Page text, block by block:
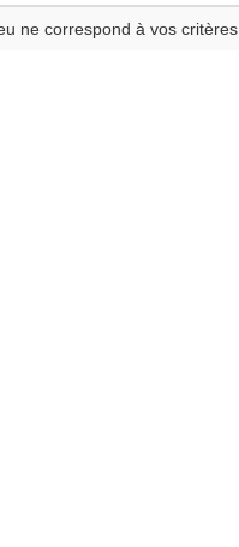
ne correspond à vos critères.